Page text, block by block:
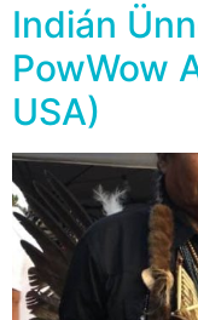
Indián
PowWow
USA)